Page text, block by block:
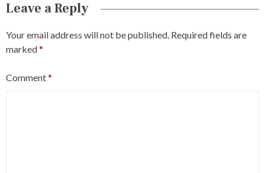
Leave a Reply
Your email address will not be published. Required fields are
marked*
Comment*